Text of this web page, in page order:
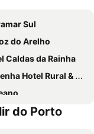
Sul
do Arelho
Caldas da Rainha
Hotel Rural & Residences
Coast Hotel
do Porto